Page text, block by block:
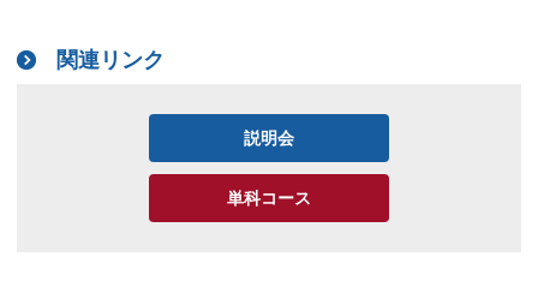
関連リンク
説明会
単科コース